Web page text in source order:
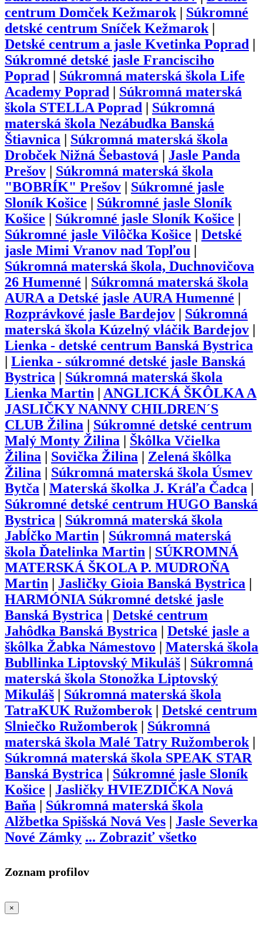
centrum Domček Kežmarok| Súkromné
detské centrum Sníček Kežmarok|
Detské centrum a jasle Kvetinka Poprad
Súkromné detské jasle Francisciho
Poprad
Súkromná materská škola Life
Academy Poprad
Súkromná materská
škola STELLA Poprad
Súkromná
materská škola Nezábudka Banská
Štiavnica
Súkromná materská škola
Drobček Nižná Šebastová
Jasle Panda
Prešov
Súkromná materská škola
"BOBRÍK" Prešov
Súkromné jasle
Sloník Košice
Súkromné jasle Sloník
Košice
Súkromné jasle Sloník Košice
Súkromné jasle Vilôčka Košice
Detské
jasle Mimi Vranov nad Topľou
Súkromná materská škola, Duchnovičova
26 Humenné
Súkromná materská škola
AURA a Detské jasle AURA Humenné
Rozprávkové jasle Bardejov
Súkromná
materská škola Kúzelný vláčik Bardejov
Lienka - detské centrum Banská Bystrica
Lienka - súkromné detské jasle Banská
Bystrica
Súkromná materská škola
Lienka Martin
ANGLICKÁ ŠKÔLKA A
JASLIČKY NANNY CHILDREN´S
CLUB Žilina
Súkromné detské centrum
Malý Monty Žilina
Škôlka Včielka
Žilina
Sovička Žilina
Zelená škôlka
Žilina
Súkromná materská škola Úsmev
Bytča
Materská školka J. Kráľa Čadca
Súkromné detské centrum HUGO Banská
Bystrica
Súkromná materská škola
Jabĺčko Martin
Súkromná materská
škola Ďatelinka Martin
SÚKROMNÁ
MATERSKÁ ŠKOLA P. MUDROŇA
Martin
Jasličky Gioia Banská Bystrica
HARMÓNIA Súkromné detské jasle
Banská Bystrica
Detské centrum
Jahôdka Banská Bystrica
Detské jasle a
škôlka Žabka Námestovo
Materská škola
Bubllinka Liptovský Mikuláš
Súkromná
materská škola Stonožka Liptovský
Mikuláš
Súkromná materská škola
TatraKUK Ružomberok| Detské centrum
Slniečko Ružomberok| Súkromná
materská škola Malé Tatry Ružomberok|
Súkromná materská škola SPEAK STAR
Banská Bystrica
Súkromné jasle Sloník
Košice
Jasličky HVIEZDIČKA Nová
Baňa
Súkromná materská škola
Alžbetka Spišská Nová Ves
Jasle Severka
Nové Zámky ... Zobraziť všetko
Zoznam profilov
×